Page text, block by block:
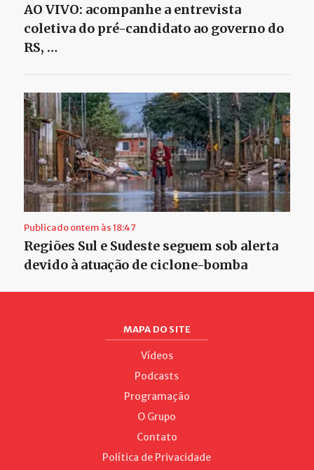
AO VIVO: acompanhe a entrevista
coletiva do pré-candidato ao governo do
RS, …
Publicado ontem às 18:47
Regiões Sul e Sudeste seguem sob alerta
devido à atuação de ciclone-bomba
MAPA DO SITE
Vídeos
Podcasts
Programação
O Grupo
Contato
Política de Privacidade